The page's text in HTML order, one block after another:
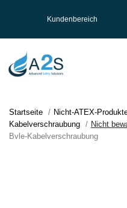
Kundenbereich
Startseite Nicht-ATEX-
Kabelverschraubung
Nicht
Bvle-Kabelverschraubung